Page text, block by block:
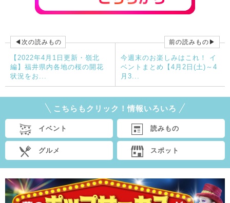
◀次の読みもの
【2022年4月1日更新・嶺北
編】福井県内各地の桜の開花
状況をお...
前の読みもの▶
今週末のお楽しみはこれ！ イ
ベントまとめ【4月2日(土)～4
月3...
こちらもクリック！情報いろいろ
イベント 読みもの
グルメ スポット